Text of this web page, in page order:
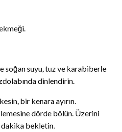
soğan suyu, tuz ve karabiberle
dinlendirin.
bir kenara ayırın.
dörde bölün. Üzerini
bekletin.